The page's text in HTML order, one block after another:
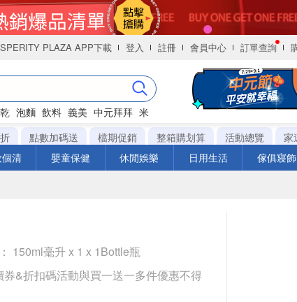
PLAZA APP下載 登入 註冊 會員中心 訂單查詢
泡麵 飲料 義美 中元拜拜 米
點數加碼送 檔期促銷 整箱購划算 活動總覽 家
清 嬰童保健 休閒娛樂 日用生活 傢俱寢飾
150ml毫升 x 1 x 1Bottle瓶
&折扣碼活動與買一送一多件優惠不得